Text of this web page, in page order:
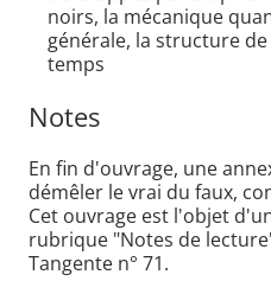
noirs, la mécanique
générale, la structure
temps
Notes
En fin d'ouvrage, une
démêler le vrai du faux,
Cet ouvrage est l'objet
rubrique "Notes de
Tangente n° 71.